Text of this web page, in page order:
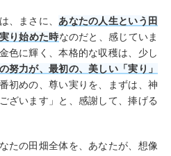
、まさに、 あなたの人生という田
り始めた時なのだと、感じていま
色に輝く、本格的な収穫は、少し
努力が、最初の、美しい「実り」
初めの、尊い実りを、まずは、神
ざいます」と、感謝して、捧げる
たの田畑全体を、あなたが、想像